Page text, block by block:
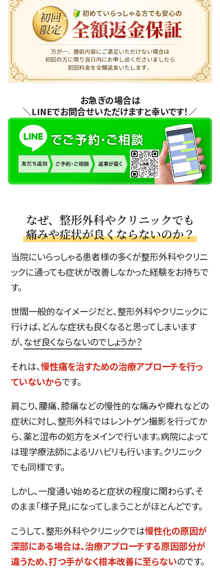
お急ぎの場合は
＼LINEでお問合せいただけますと幸いです！／
なぜ、整形外科やクリニックでも
痛みや症状が良くならないのか？
当院にいらっしゃる患者様の多くが整形外科やクリニ
ックに通っても症状が改善しなかった経験をお持ちで
す。
世間一般的なイメージだと、整形外科やクリニックに
行けば、どんな症状も良くなると思ってしまいます
が、なぜ良くならないのでしょうか？
それは、慢性痛を治すための治療アプローチを行っ
ていないからです。
肩こり、腰痛、膝痛などの慢性的な痛みや痺れなどの
症状に対し、整形外科ではレントゲン撮影を行ってか
ら、薬と湿布の処方をメインで行います。病院によって
は理学療法師によるリハビリも行います。クリニック
でも同様です。
しかし、一度通い始めると症状の程度に関わらず、そ
のまま「様子見」になってしまうことがほとんどです。
こうして、整形外科やクリニックでは慢性化の原因が
深部にある場合は、治療アプローチする原因部分が
違うため、打つ手がなく根本改善に至らないのです。